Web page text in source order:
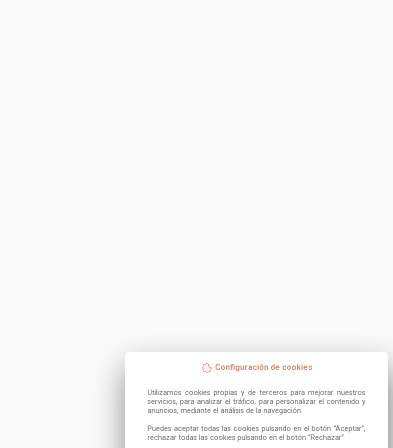
Configuración de cookies
Utilizamos cookies propias y de terceros para mejorar nuestros
servicios, para analizar el tráfico, para personalizar el contenido y
anuncios, mediante el análisis de la navegación.
Puedes aceptar todas las cookies pulsando en el botón “Aceptar”,
rechazar todas las cookies pulsando en el botón “Rechazar”